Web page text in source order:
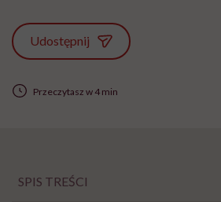
Udostępnij
Przeczytasz w 4 min
SPIS TREŚCI